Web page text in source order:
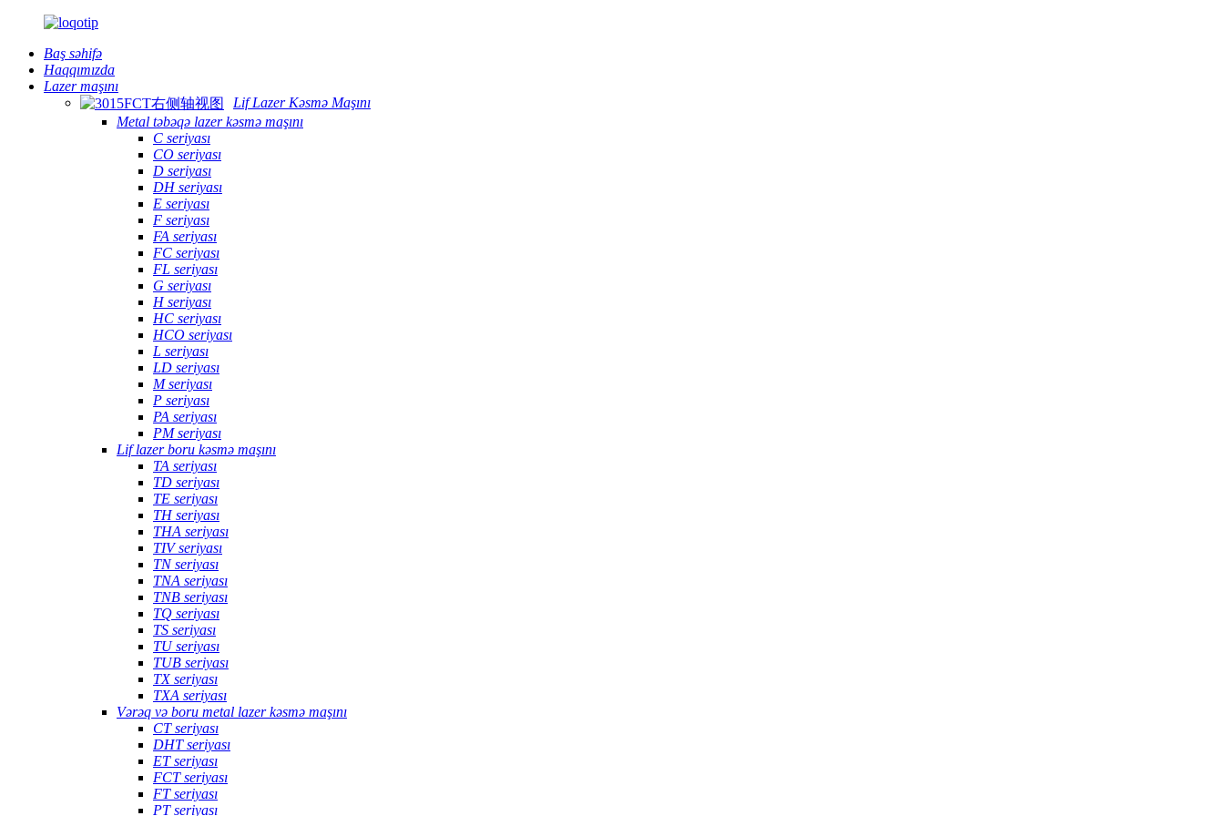
Baş səhifə
Haqqımızda
Lazer maşını
Lif Lazer Kəsmə Maşını
Metal təbəqə lazer kəsmə maşını
C seriyası
CO seriyası
D seriyası
DH seriyası
E seriyası
F seriyası
FA seriyası
FC seriyası
FL seriyası
G seriyası
H seriyası
HC seriyası
HCO seriyası
L seriyası
LD seriyası
M seriyası
P seriyası
PA seriyası
PM seriyası
Lif lazer boru kəsmə maşını
TA seriyası
TD seriyası
TE seriyası
TH seriyası
THA seriyası
TIV seriyası
TN seriyası
TNA seriyası
TNB seriyası
TQ seriyası
TS seriyası
TU seriyası
TUB seriyası
TX seriyası
TXA seriyası
Vərəq və boru metal lazer kəsmə maşını
CT seriyası
DHT seriyası
ET seriyası
FCT seriyası
FT seriyası
PT seriyası